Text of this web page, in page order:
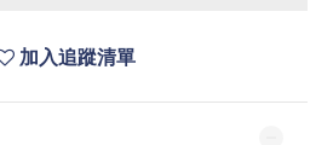
加入追蹤清單